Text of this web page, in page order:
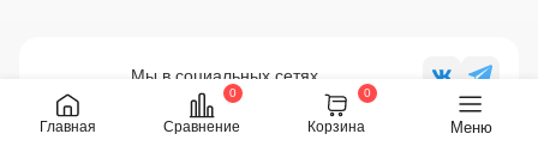
Главная Сравнение
0
Корзина
0
Меню
Мы в социальных сетях